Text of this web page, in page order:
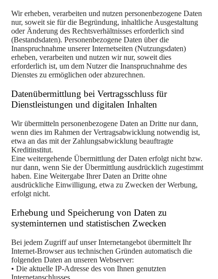
Wir erheben, verarbeiten und nutzen personenbezogene Daten
nur, soweit sie für die Begründung, inhaltliche Ausgestaltung
oder Änderung des Rechtsverhältnisses erforderlich sind
(Bestandsdaten). Personenbezogene Daten über die
Inanspruchnahme unserer Internetseiten (Nutzungsdaten)
erheben, verarbeiten und nutzen wir nur, soweit dies
erforderlich ist, um dem Nutzer die Inanspruchnahme des
Dienstes zu ermöglichen oder abzurechnen.
Datenübermittlung bei Vertragsschluss für
Dienstleistungen und digitalen Inhalten
Wir übermitteln personenbezogene Daten an Dritte nur dann,
wenn dies im Rahmen der Vertragsabwicklung notwendig ist,
etwa an das mit der Zahlungsabwicklung beauftragte
Kreditinstitut.
Eine weitergehende Übermittlung der Daten erfolgt nicht bzw.
nur dann, wenn Sie der Übermittlung ausdrücklich zugestimmt
haben. Eine Weitergabe Ihrer Daten an Dritte ohne
ausdrückliche Einwilligung, etwa zu Zwecken der Werbung,
erfolgt nicht.
Erhebung und Speicherung von Daten zu
systeminternen und statistischen Zwecken
Bei jedem Zugriff auf unser Internetangebot übermittelt Ihr
Internet-Browser aus technischen Gründen automatisch die
folgenden Daten an unseren Webserver:
• Die aktuelle IP-Adresse des von Ihnen genutzten